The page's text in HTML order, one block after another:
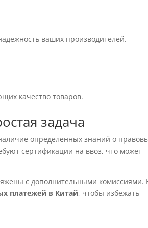
ваших производителей.
качество товаров.
задача
определенных знаний о
сертификации на ввоз, что может
с дополнительными комиссиями.
платежей в Китай, чтобы избежать